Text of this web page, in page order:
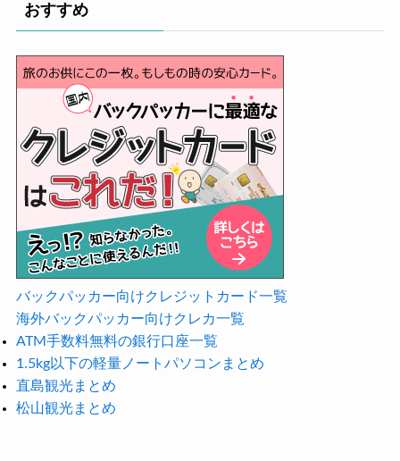
おすすめ
バックパッカー向けクレジットカード一覧
海外バックパッカー向けクレカ一覧
ATM手数料無料の銀行口座一覧
1.5kg以下の軽量ノートパソコンまとめ
直島観光まとめ
松山観光まとめ